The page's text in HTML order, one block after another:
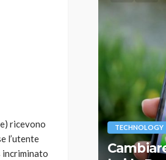
ricevono
l’utente
incriminato
e
TECHNOLOGY